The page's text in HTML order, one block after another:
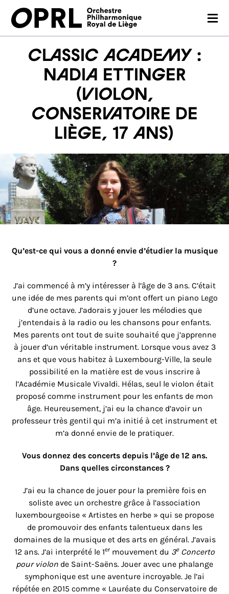
CONCERTS
SAISON 26-27
EN PRATIQUE
MÉDIAS
NOUS SOUTENIR
EN
CLASSIC ACADEMY :
NADIA ETTINGER
(violon,
Conservatoire de
Liège, 17 ans)
Qu’est-ce qui vous a donné envie d’étudier la musique
?
J’ai commencé à m’y intéresser à l’âge de 3 ans. C’était
une idée de mes parents qui m’ont offert un piano Lego
d’une octave. J’adorais y jouer les mélodies que
j’entendais à la radio ou les chansons pour enfants.
Mes parents ont tout de suite souhaité que j’apprenne
à jouer d’un véritable instrument. Lorsque vous avez 3
ans et que vous habitez à Luxembourg-Ville, la seule
possibilité en la matière est de vous inscrire à
l’Académie Musicale Vivaldi. Hélas, seul le violon était
proposé comme instrument pour les enfants de mon
âge. Heureusement, j’ai eu la chance d’avoir un
professeur très gentil qui m’a initié à cet instrument et
m’a donné envie de le pratiquer.
Vous donnez des concerts depuis l’âge de 12 ans.
Dans quelles circonstances ?
J’ai eu la chance de jouer pour la première fois en
soliste avec un orchestre grâce à l’association
luxembourgeoise « Artistes en herbe » qui se propose
de promouvoir des enfants talentueux dans les
domaines de la musique et des arts en général. J’avais
12 ans. J’ai interprété le 1ermouvement du 3eConcerto
pour violon de Saint-Saëns. Jouer avec une phalange
symphonique est une aventure incroyable. Je l’ai
répétée en 2015 comme « Lauréate du Conservatoire de